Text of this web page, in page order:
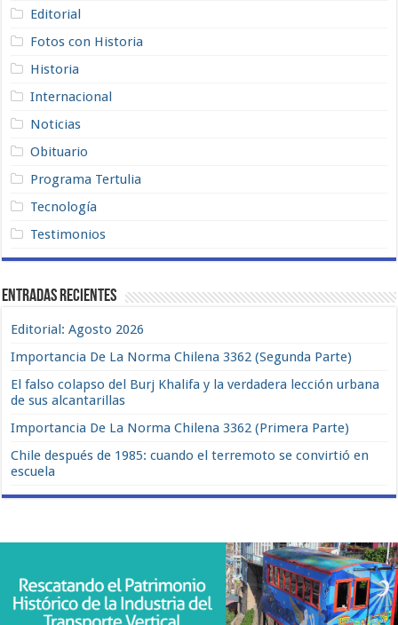
Editorial
Fotos con Historia
Historia
Internacional
Noticias
Obituario
Programa Tertulia
Tecnología
Testimonios
Entradas recientes
Editorial: Agosto 2026
Importancia De La Norma Chilena 3362 (Segunda Parte)
El falso colapso del Burj Khalifa y la verdadera lección urbana
de sus alcantarillas
Importancia De La Norma Chilena 3362 (Primera Parte)
Chile después de 1985: cuando el terremoto se convirtió en
escuela